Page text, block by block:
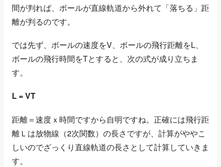
間が判れば、ボールが直線軌道から外れて「落ちる」距
離が判るのです。
では先ず、ボールの速度をV、ボールの飛行距離をL、
ボールの飛行時間をTとすると、次の式が成り立ちま
す。
L = VT
距離＝速度ｘ時間ですから自明ですね。正確には飛行距
離Ｌは放物線（2次関数）の長さですが、計算がややこ
しいのでざっくり直線軌道の長さとして計算していきま
す。